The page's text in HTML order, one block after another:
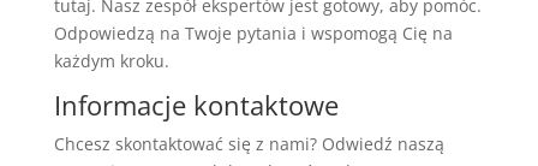
tutaj. Nasz zespół ekspertów jest gotowy, aby pomóc.
Odpowiedzą na Twoje pytania i wspomogą Cię na
każdym kroku.
Informacje kontaktowe
Chcesz skontaktować się z nami? Odwiedź naszą